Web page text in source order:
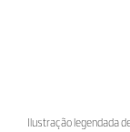
Ilustração legendada